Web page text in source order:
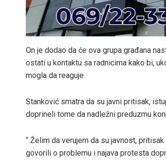
On je dodao da će ova grupa građana
ostati u kontaktu sa radnicima kako bi,
mogla da reaguje.
Stanković smatra da su javni pritisak,
doprineli tome da nadležni preduzmu
“ Želim da verujem da su javnost,
govorili o problemu i najava protesta